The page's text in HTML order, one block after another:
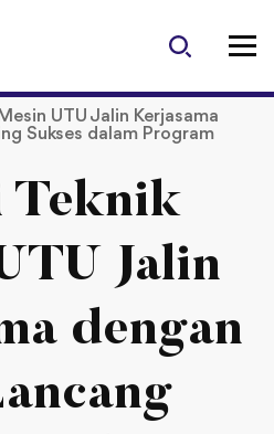
UTU Jalin Kerjasama
Sukses dalam Program
Teknik
Jalin
dengan